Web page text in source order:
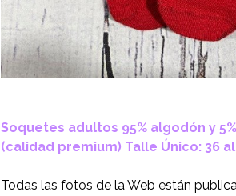
Soquetes adultos 95% algodón y
(calidad premium) Talle Único: 36 al
Todas las fotos de la Web están